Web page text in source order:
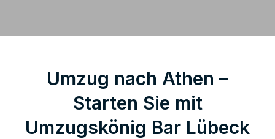
Umzug nach Athen –
Starten Sie mit
Umzugskönig Bar Lübeck